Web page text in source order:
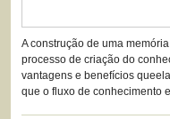
A construção de uma
processo de criação do
vantagens e benefícios
que o fluxo de conhecimento